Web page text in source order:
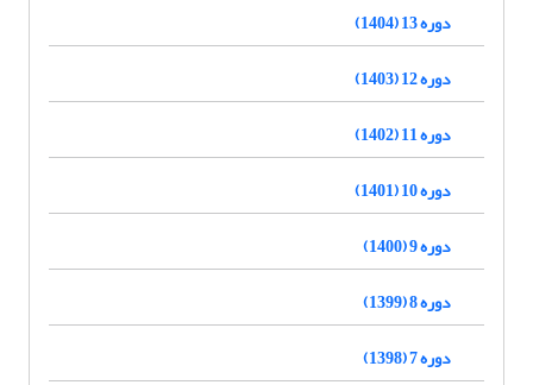
دوره 13 (1404)
دوره 12 (1403)
دوره 11 (1402)
دوره 10 (1401)
دوره 9 (1400)
دوره 8 (1399)
دوره 7 (1398)